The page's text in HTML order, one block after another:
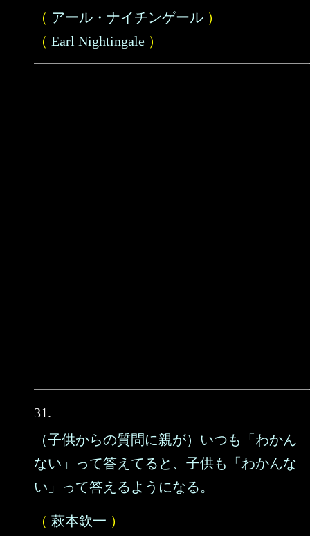
（ アール・ナイチンゲール ）
（ Earl Nightingale ）
31.
（子供からの質問に親が）いつも「わかん
ない」って答えてると、子供も「わかんな
い」って答えるようになる。
（ 萩本欽一 ）